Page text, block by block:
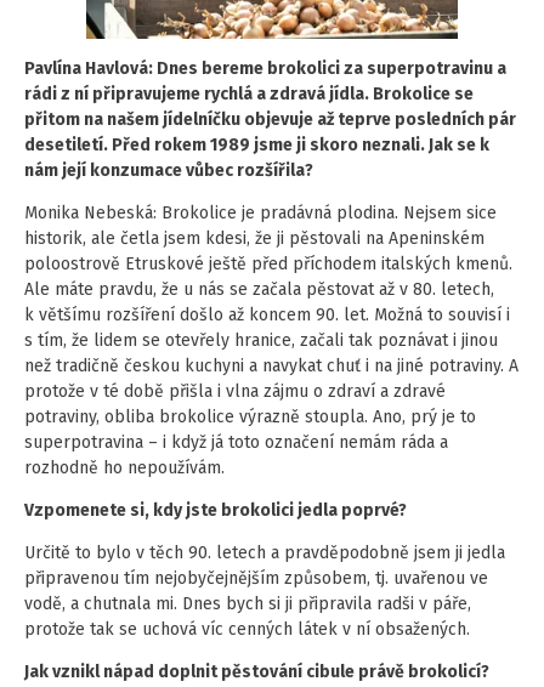
Pavlína Havlová: Dnes bereme brokolici za superpotravinu a
rádi z ní připravujeme rychlá a zdravá jídla. Brokolice se
přitom na našem jídelníčku objevuje až teprve posledních pár
desetiletí. Před rokem 1989 jsme ji skoro neznali. Jak se k
nám její konzumace vůbec rozšířila?
Monika Nebeská: Brokolice je pradávná plodina. Nejsem sice
historik, ale četla jsem kdesi, že ji pěstovali na Apeninském
poloostrově Etruskové ještě před příchodem italských kmenů.
Ale máte pravdu, že u nás se začala pěstovat až v 80. letech,
k většímu rozšíření došlo až koncem 90. let. Možná to souvisí i
s tím, že lidem se otevřely hranice, začali tak poznávat i jinou
než tradičně českou kuchyni a navykat chuť i na jiné potraviny. A
protože v té době přišla i vlna zájmu o zdraví a zdravé
potraviny, obliba brokolice výrazně stoupla. Ano, prý je to
superpotravina – i když já toto označení nemám ráda a
rozhodně ho nepoužívám.
Vzpomenete si, kdy jste brokolici jedla poprvé?
Určitě to bylo v těch 90. letech a pravděpodobně jsem ji jedla
připravenou tím nejobyčejnějším způsobem, tj. uvařenou ve
vodě, a chutnala mi. Dnes bych si ji připravila radši v páře,
protože tak se uchová víc cenných látek v ní obsažených.
Jak vznikl nápad doplnit pěstování cibule právě brokolicí?